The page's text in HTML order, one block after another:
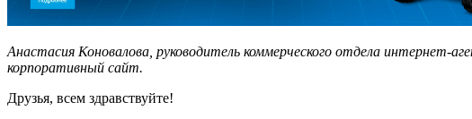
Анастасия Коновалова, руководитель коммерческого отдела интернет-
корпоративный сайт.
Друзья, всем здравствуйте!